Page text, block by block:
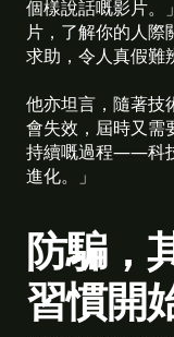
個樣說話嘅影片。
片，了解你的人際
求助，令人真假難
他亦坦言，隨著技
會失效，屆時又需
持續嘅過程——科
進化。」
防騙，
習慣開